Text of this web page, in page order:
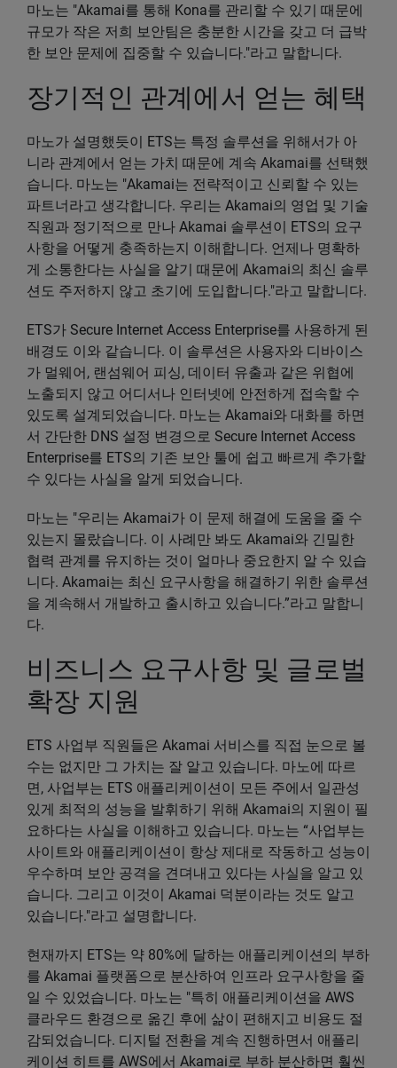
마노는 "Akamai를 통해 Kona를 관리할 수 있기 때문에
규모가 작은 저희 보안팀은 충분한 시간을 갖고 더 급박
한 보안 문제에 집중할 수 있습니다."라고 말합니다.
장기적인 관계에서 얻는 혜택
마노가 설명했듯이 ETS는 특정 솔루션을 위해서가 아
니라 관계에서 얻는 가치 때문에 계속 Akamai를 선택했
습니다. 마노는 "Akamai는 전략적이고 신뢰할 수 있는
파트너라고 생각합니다. 우리는 Akamai의 영업 및 기술
직원과 정기적으로 만나 Akamai 솔루션이 ETS의 요구
사항을 어떻게 충족하는지 이해합니다. 언제나 명확하
게 소통한다는 사실을 알기 때문에 Akamai의 최신 솔루
션도 주저하지 않고 초기에 도입합니다."라고 말합니다.
ETS가 Secure Internet Access Enterprise를 사용하게 된
배경도 이와 같습니다. 이 솔루션은 사용자와 디바이스
가 멀웨어, 랜섬웨어 피싱, 데이터 유출과 같은 위협에
노출되지 않고 어디서나 인터넷에 안전하게 접속할 수
있도록 설계되었습니다. 마노는 Akamai와 대화를 하면
서 간단한 DNS 설정 변경으로 Secure Internet Access
Enterprise를 ETS의 기존 보안 툴에 쉽고 빠르게 추가할
수 있다는 사실을 알게 되었습니다.
마노는 "우리는 Akamai가 이 문제 해결에 도움을 줄 수
있는지 몰랐습니다. 이 사례만 봐도 Akamai와 긴밀한
협력 관계를 유지하는 것이 얼마나 중요한지 알 수 있습
니다. Akamai는 최신 요구사항을 해결하기 위한 솔루션
을 계속해서 개발하고 출시하고 있습니다.”라고 말합니
다.
비즈니스 요구사항 및 글로벌
확장 지원
ETS 사업부 직원들은 Akamai 서비스를 직접 눈으로 볼
수는 없지만 그 가치는 잘 알고 있습니다. 마노에 따르
면, 사업부는 ETS 애플리케이션이 모든 주에서 일관성
있게 최적의 성능을 발휘하기 위해 Akamai의 지원이 필
요하다는 사실을 이해하고 있습니다. 마노는 “사업부는
사이트와 애플리케이션이 항상 제대로 작동하고 성능이
우수하며 보안 공격을 견뎌내고 있다는 사실을 알고 있
습니다. 그리고 이것이 Akamai 덕분이라는 것도 알고
있습니다."라고 설명합니다.
현재까지 ETS는 약 80%에 달하는 애플리케이션의 부하
를 Akamai 플랫폼으로 분산하여 인프라 요구사항을 줄
일 수 있었습니다. 마노는 "특히 애플리케이션을 AWS
클라우드 환경으로 옮긴 후에 삶이 편해지고 비용도 절
감되었습니다. 디지털 전환을 계속 진행하면서 애플리
케이션 히트를 AWS에서 Akamai로 부하 분산하면 훨씬